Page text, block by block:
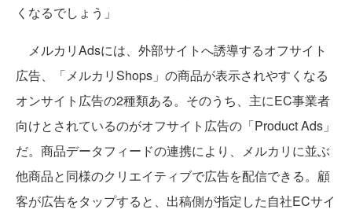
くなるでしょう」
メルカリAdsには、外部サイトへ誘導するオフサイト
広告、「メルカリShops」の商品が表示されやすくなる
オンサイト広告の2種類ある。そのうち、主にEC事業者
向けとされているのがオフサイト広告の「Product Ads」
だ。商品データフィードの連携により、メルカリに並ぶ
他商品と同様のクリエイティブで広告を配信できる。顧
客が広告をタップすると、出稿側が指定した自社ECサイ